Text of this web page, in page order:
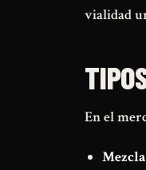
vialidad
En el